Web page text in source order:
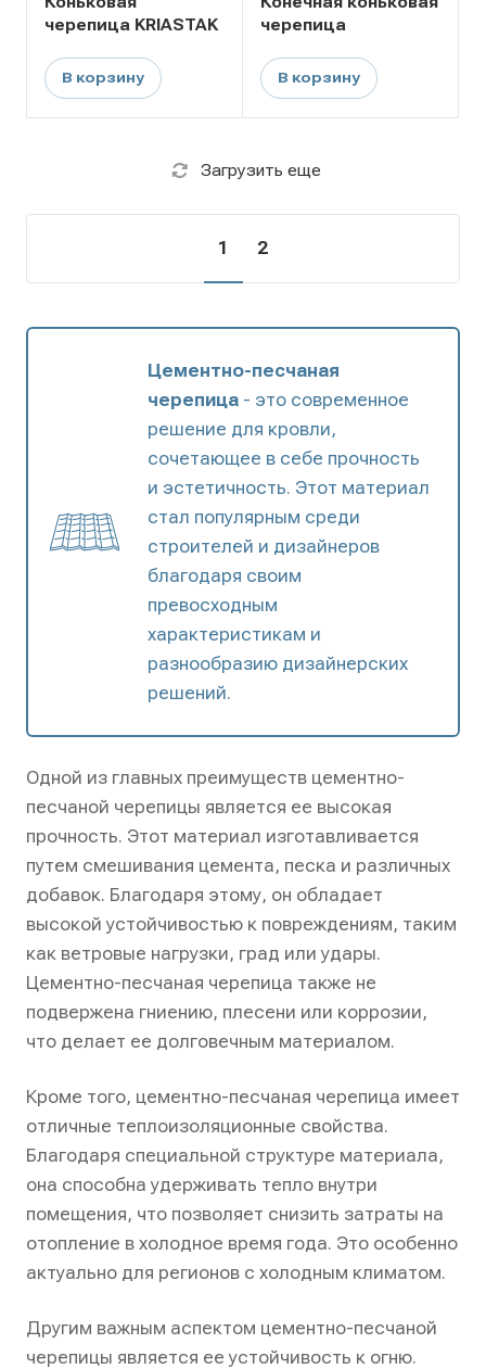
черепица KRIASTAK
В корзину
черепица
В корзину
Загрузить еще
1 2
Цементно-песчаная
черепица - это современное
решение для кровли,
сочетающее в себе прочность
и эстетичность. Этот материал
стал популярным среди
строителей и дизайнеров
благодаря своим
превосходным
характеристикам и
разнообразию дизайнерских
решений.
Одной из главных преимуществ цементно-
песчаной черепицы является ее высокая
прочность. Этот материал изготавливается
путем смешивания цемента, песка и различных
добавок. Благодаря этому, он обладает
высокой устойчивостью к повреждениям, таким
как ветровые нагрузки, град или удары.
Цементно-песчаная черепица также не
подвержена гниению, плесени или коррозии,
что делает ее долговечным материалом.
Кроме того, цементно-песчаная черепица имеет
отличные теплоизоляционные свойства.
Благодаря специальной структуре материала,
она способна удерживать тепло внутри
помещения, что позволяет снизить затраты на
отопление в холодное время года. Это особенно
актуально для регионов с холодным климатом.
Другим важным аспектом цементно-песчаной
черепицы является ее устойчивость к огню.